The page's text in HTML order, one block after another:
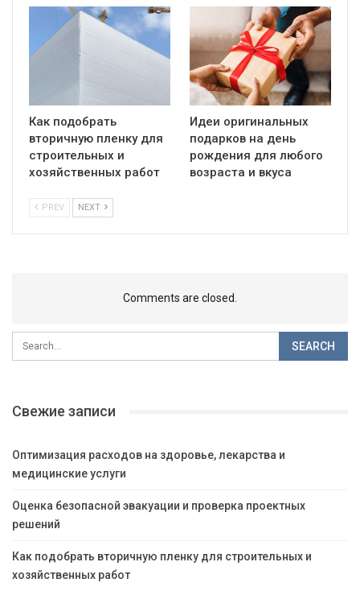
Как подобрать
вторичную пленку для
строительных и
хозяйственных работ
Идеи оригинальных
подарков на день
рождения для любого
возраста и вкуса
PREV NEXT
Comments are closed.
Свежие записи
Оптимизация расходов на здоровье, лекарства и
медицинские услуги
Оценка безопасной эвакуации и проверка проектных
решений
Как подобрать вторичную пленку для строительных и
хозяйственных работ